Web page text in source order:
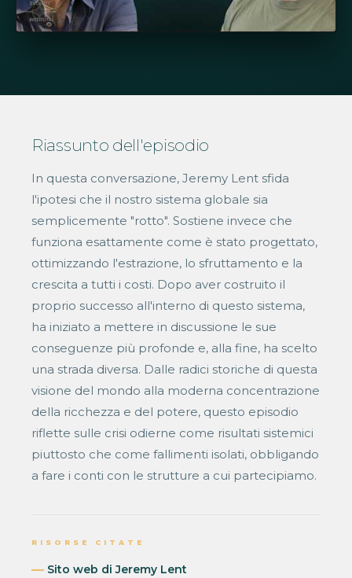
Riassunto dell'episodio
In questa conversazione, Jeremy Lent sfida
l'ipotesi che il nostro sistema globale sia
semplicemente "rotto". Sostiene invece che
funziona esattamente come è stato progettato,
ottimizzando l'estrazione, lo sfruttamento e la
crescita a tutti i costi. Dopo aver costruito il
proprio successo all'interno di questo sistema,
ha iniziato a mettere in discussione le sue
conseguenze più profonde e, alla fine, ha scelto
una strada diversa. Dalle radici storiche di questa
visione del mondo alla moderna concentrazione
della ricchezza e del potere, questo episodio
riflette sulle crisi odierne come risultati sistemici
piuttosto che come fallimenti isolati, obbligando
a fare i conti con le strutture a cui partecipiamo.
RISORSE CITATE
Sito web di Jeremy Lent